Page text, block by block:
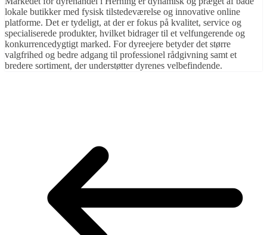
lokale butikker med fysisk tilstedeværelse og innovative online
platforme. Det er tydeligt, at der er fokus på kvalitet, service og
specialiserede produkter, hvilket bidrager til et velfungerende og
konkurrencedygtigt marked. For dyreejere betyder det større
valgfrihed og bedre adgang til professionel rådgivning samt et
bredere sortiment, der understøtter dyrenes velbefindende.